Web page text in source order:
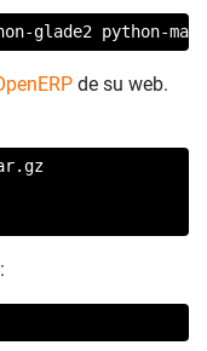
glade2 python-
de su web.